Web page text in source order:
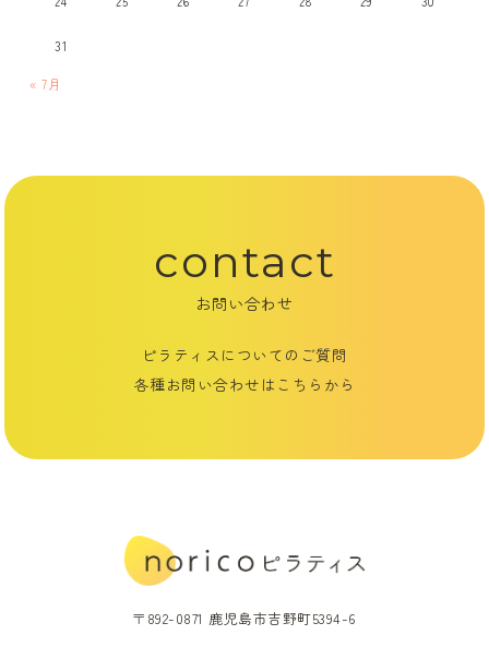
31
« 7月
contact
お問い合わせ
ピラティスについてのご質問
各種お問い合わせはこちらから
〒892-0871 鹿児島市吉野町5394-6